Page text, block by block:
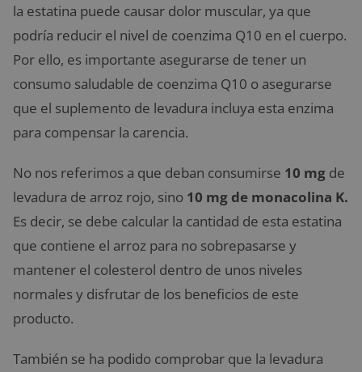
la estatina puede causar dolor muscular, ya que
podría reducir el nivel de coenzima Q10 en el cuerpo.
Por ello, es importante asegurarse de tener un
consumo saludable de coenzima Q10 o asegurarse
que el suplemento de levadura incluya esta enzima
para compensar la carencia.
No nos referimos a que deban consumirse 10 mg de
levadura de arroz rojo, sino 10 mg de monacolina K.
Es decir, se debe calcular la cantidad de esta estatina
que contiene el arroz para no sobrepasarse y
mantener el colesterol dentro de unos niveles
normales y disfrutar de los beneficios de este
producto.
También se ha podido comprobar que la levadura